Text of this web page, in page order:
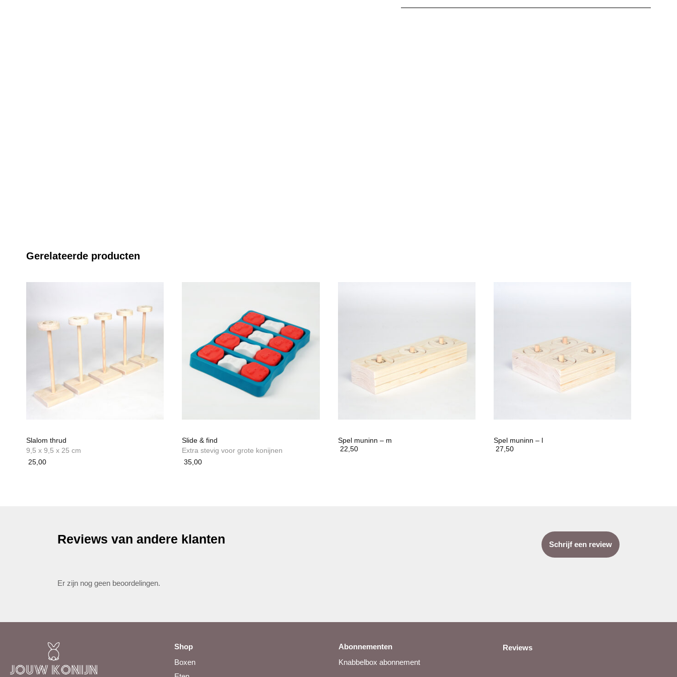
Gerelateerde producten
Slalom thrud
9,5 x 9,5 x 25 cm
25,00
Slide & find
Extra stevig voor grote konijnen
35,00
Spel muninn – m
22,50
Spel muninn – l
27,50
Reviews van andere klanten Schrijf een review
Er zijn nog geen beoordelingen.
Shop
Boxen
Abonnementen
Knabbelbox abonnement
Reviews